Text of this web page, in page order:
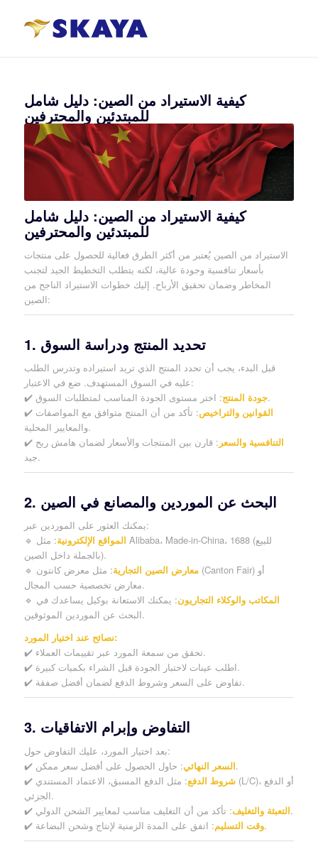
كيفية الاستيراد من الصين: دليل شامل
للمبتدئين والمحترفين
كيفية الاستيراد من الصين: دليل شامل
للمبتدئين والمحترفين
الاستيراد من الصين يُعتبر من أكثر الطرق فعالية للحصول على منتجات
بأسعار تنافسية وجودة عالية، لكنه يتطلب التخطيط الجيد لتجنب
المخاطر وضمان تحقيق الأرباح. إليك خطوات الاستيراد الناجح من
الصين:
1. تحديد المنتج ودراسة السوق
قبل البدء، يجب أن تحدد المنتج الذي تريد استيراده وتدرس الطلب
عليه في السوق المستهدف. ضع في الاعتبار:
✔️
جودة المنتج: اختر مستوى الجودة المناسب لمتطلبات السوق.
✔️
القوانين والتراخيص: تأكد من أن المنتج متوافق مع المواصفات
والمعايير المحلية.
✔️
التنافسية والسعر : قارن بين المنتجات والأسعار لضمان هامش ربح
جيد.
2. البحث عن الموردين والمصانع في الصين
يمكنك العثور على الموردين عبر:
🔹
المواقع الإلكترونية: مثل Alibaba، Made-in-China، 1688 (للبيع
بالجملة داخل الصين).
🔹
معارض الصين التجارية: مثل معرض كانتون (Canton Fair) أو
معارض تخصصية حسب المجال.
🔹
المكاتب والوكلاء التجاريون: يمكنك الاستعانة بوكيل يساعدك في
البحث عن الموردين الموثوقين.
نصائح عند اختيار المورد:
✔️ تحقق من سمعة المورد عبر تقييمات العملاء.
✔️ اطلب عينات لاختبار الجودة قبل الشراء بكميات كبيرة.
✔️ تفاوض على السعر وشروط الدفع لضمان أفضل صفقة.
3. التفاوض وإبرام الاتفاقيات
بعد اختيار المورد، عليك التفاوض حول:
✔️
السعر النهائي: حاول الحصول على أفضل سعر ممكن.
✔️
شروط الدفع: مثل الدفع المسبق، الاعتماد المستندي (L/C)، أو الدفع
الجزئي.
✔️
التعبئة والتغليف: تأكد من أن التغليف مناسب لمعايير الشحن الدولي.
✔️
وقت التسليم: اتفق على المدة الزمنية لإنتاج وشحن البضاعة.